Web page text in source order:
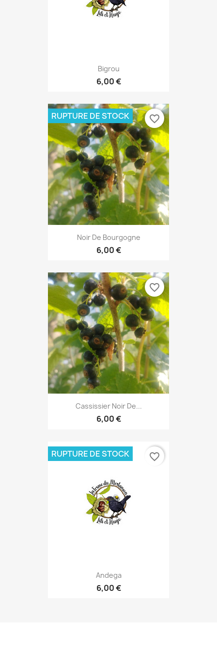
Bigrou
6,00 €
Noir De Bourgogne
6,00 €
RUPTURE DE STOCK favorite_border
Cassissier Noir De...
6,00 €
favorite_border
Andega
6,00 €
RUPTURE DE STOCK favorite_border